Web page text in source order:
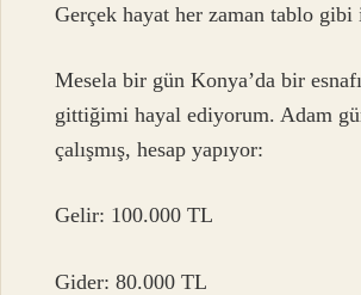
Gerçek hayat her zaman tablo gibi
Mesela bir gün Konya’da bir
gittiğimi hayal ediyorum. Adam
çalışmış, hesap yapıyor:
Gelir: 100.000 TL
Gider: 80.000 TL